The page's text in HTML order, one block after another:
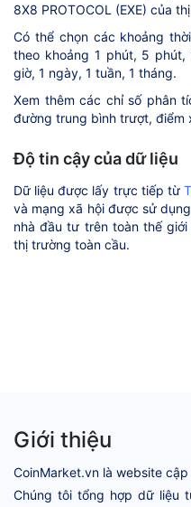
8X8 PROTOCOL (EXE) của
Có thể chọn các khoảng
theo khoảng 1 phút, 5
giờ, 1 ngày, 1 tuần, 1 tháng.
Xem thêm các chỉ số phân
đường trung bình trượt, điểm
Độ tin cậy của dữ liệu
Dữ liệu được lấy trực tiếp từ
và mạng xã hội được sử
nhà đầu tư trên toàn thế
thị trường toàn cầu.
Giới thiệu
CoinMarket.vn là website
Chúng tôi tổng hợp dữ liệu